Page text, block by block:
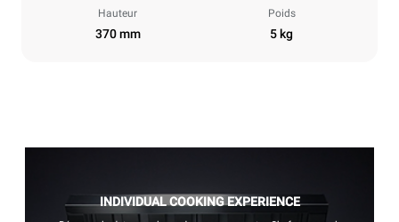
Hauteur
370 mm
Poids
5 kg
INDIVIDUAL COOKING EXPERIENCE